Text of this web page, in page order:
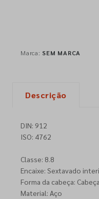
Marca: SEM MARCA
Descrição
DIN: 912
ISO: 4762
Classe: 8.8
Encaixe: Sextavado
Forma da cabeça:
Material: Aço